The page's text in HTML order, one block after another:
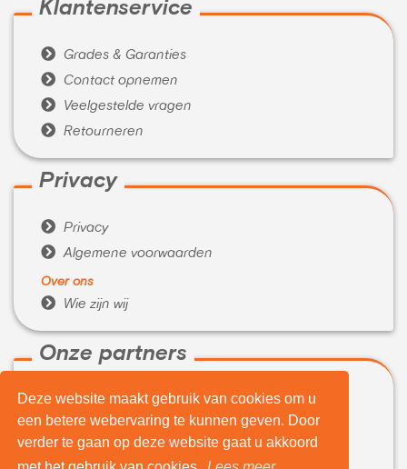
Deze website maakt gebruik van cookies om u
een betere webervaring te kunnen geven. Door
verder te gaan op deze website gaat u akkoord
Klantenservice
 Grades & Garanties
 Contact opnemen
 Veelgestelde vragen
 Retourneren
Privacy
 Privacy
 Algemene voorwaarden
Over ons
 Wie zijn wij
Onze partners
 WeBuyIt.nl
 LaptopVerkopen.eu
Tijdelijk extra geld nodig?